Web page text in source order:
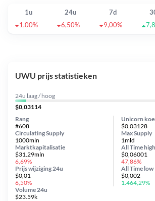
1u 24u 7d
1,00%
6,50% 9,00%
UWU prijs statistieken
24u laag / hoog
$0,03114
Unicorn
$0,03128
Circulating Supply
1000mln
Prijs wijziging 24u
$0,01
6,50%
Max Supply
1mld
Marktkapitalisatie
$31.29mln
6,69%
Volume 24u
$23.59k
Rang
#608
All Timehigh
$0,06001
47,86%
All Time low
$0,002
1.464,29%